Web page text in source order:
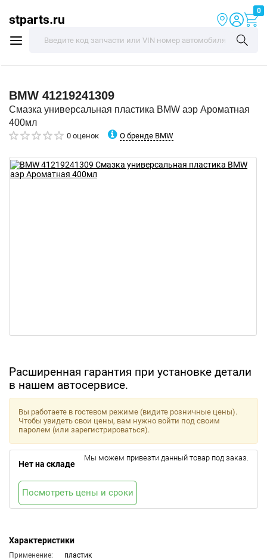
stparts.ru
0
BMW 41219241309
Смазка универсальная пластика BMW аэр Ароматная
400мл
0 оценок О бренде BMW
Расширенная гарантия при установке детали
в нашем автосервисе.
Характеристики
Применение:
пластик
Вы работаете в гостевом режиме (видите розничные цены).
Чтобы увидеть свои цены, вам нужно войти под своим
паролем (или зарегистрироваться).
Нет на складе
Мы можем привезти данный товар под заказ.
Посмотреть цены и сроки